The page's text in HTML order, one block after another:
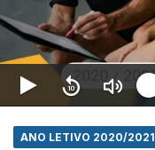
ANO LETIVO 2020/2021